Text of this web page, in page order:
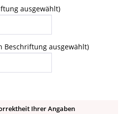
ausgewählt)
Beschriftung ausgewählt)
Ihrer Angaben